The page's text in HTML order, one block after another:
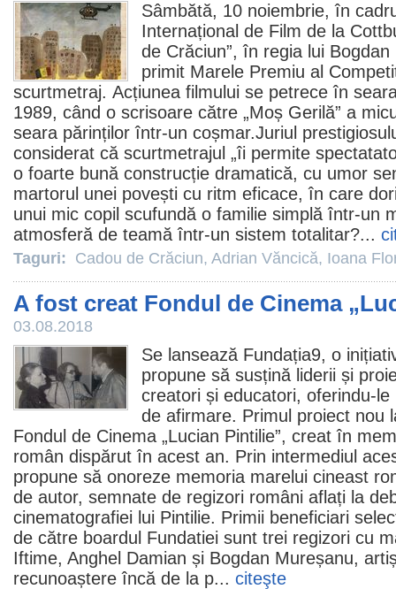
Sâmbătă, 10 noiembrie, în
Internațional de Film de la
de Crăciun”, în regia lui Bogdan
primit Marele Premiu al
scurtmetraj. Acțiunea filmului se petrece în
1989, când o scrisoare către „Moș Gerilă” a
seara părinților într-un coșmar.Juriul
considerat că scurtmetrajul „îi permite
o foarte bună construcție dramatică, cu umor
martorul unei povești cu ritm eficace, în care
unui mic copil scufundă o familie simplă într-un
atmosferă de teamă într-un sistem totalitar?...
Taguri: Cadou de Crăciun, Adrian Văncică, Ioana
A fost creat Fondul de Cinema
03.08.2018
Se lansează Fundația9, o
propune să susțină liderii și
creatori și educatori, oferindu-
de afirmare. Primul proiect nou
Fondul de Cinema „Lucian Pintilie”, creat în
român dispărut în acest an. Prin intermediul
propune să onoreze memoria marelui cineast
de autor, semnate de regizori români aflați la
cinematografiei lui Pintilie. Primii beneficiari
de către boardul Fundatiei sunt trei regizori cu
Iftime, Anghel Damian și Bogdan Mureșanu,
recunoaștere încă de la p... citeşte